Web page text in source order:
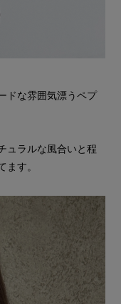
ドな雰囲気漂うペプ
ュラルな風合いと程
す。